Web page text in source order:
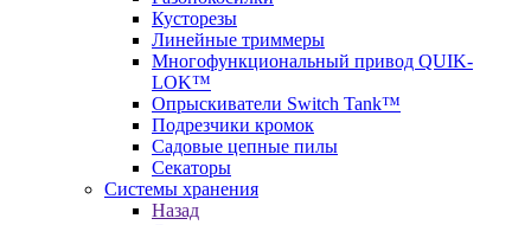
Кусторезы
Линейные триммеры
Многофункциональный привод QUIK-
LOK™
Опрыскиватели Switch Tank™
Подрезчики кромок
Садовые цепные пилы
Секаторы
Системы хранения
Назад